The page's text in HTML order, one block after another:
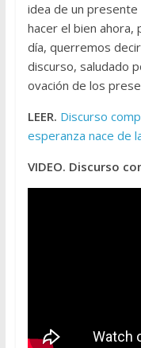
idea de un presente
hacer el bien ahora,
día, querremos
discurso, saludado
ovación de los
LEER. Discurso
esperanza nace de
VIDEO. Discurso